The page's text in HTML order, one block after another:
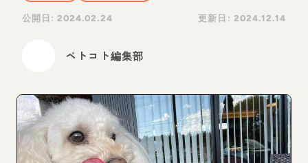
公開日:2024.02.24 更新日: 2024.12.14
ペトコト編集部